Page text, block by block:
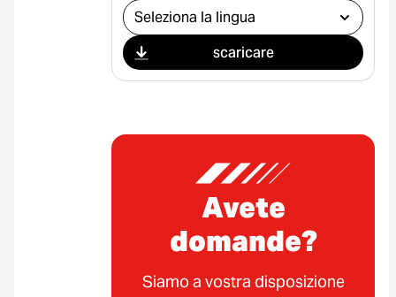
Seleziona il download
scaricare
Avete
domande?
Siamo a vostra disposizione